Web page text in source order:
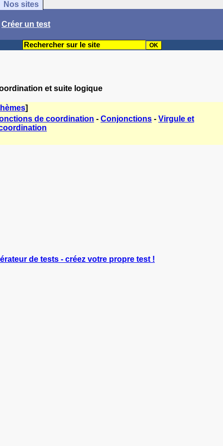
Nos sites
Créer un test
et suite logique
]
de coordination - Conjonctions - Virgule et
de tests - créez votre propre test !